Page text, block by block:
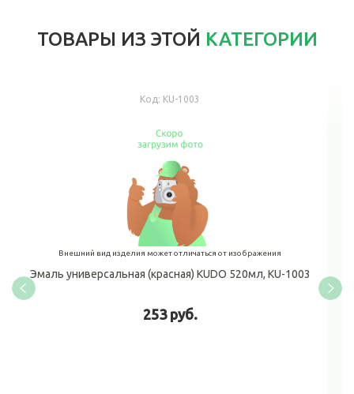
ТОВАРЫ ИЗ ЭТОЙ КАТЕГОРИИ
Код: KU-1003
Внешний вид изделия может отличаться от изображения
Эмаль универсальная (красная) KUDO 520мл, KU-1003
253 руб.